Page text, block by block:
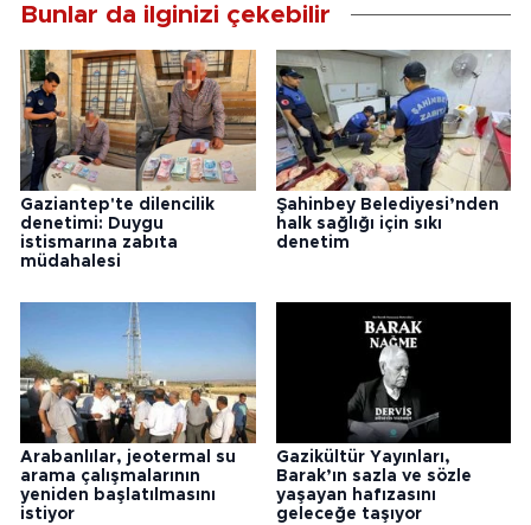
Bunlar da ilginizi çekebilir
Gaziantep'te dilencilik
denetimi: Duygu
istismarına zabıta
müdahalesi
Şahinbey Belediyesi’nden
halk sağlığı için sıkı
denetim
Arabanlılar, jeotermal su
arama çalışmalarının
yeniden başlatılmasını
istiyor
Gazikültür Yayınları,
Barak’ın sazla ve sözle
yaşayan hafızasını
geleceğe taşıyor